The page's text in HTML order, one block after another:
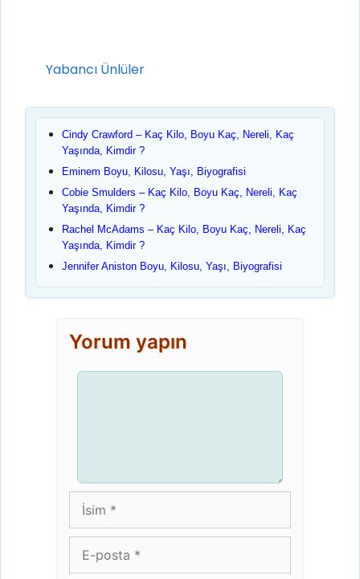
Kategoriler
Yabancı Ünlüler
Cindy Crawford – Kaç Kilo, Boyu Kaç, Nereli, Kaç
Yaşında, Kimdir ?
Eminem Boyu, Kilosu, Yaşı, Biyografisi
Cobie Smulders – Kaç Kilo, Boyu Kaç, Nereli, Kaç
Yaşında, Kimdir ?
Rachel McAdams – Kaç Kilo, Boyu Kaç, Nereli, Kaç
Yaşında, Kimdir ?
Jennifer Aniston Boyu, Kilosu, Yaşı, Biyografisi
Yorum yapın
İsim
posta